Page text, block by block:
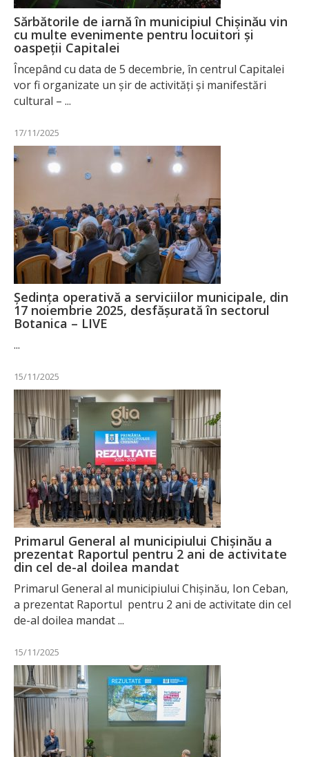
Sărbătorile de iarnă în municipiul Chișinău vin
cu multe evenimente pentru locuitori și
oaspeții Capitalei
Începând cu data de 5 decembrie, în centrul Capitalei
vor fi organizate un șir de activități și manifestări
cultural – ...
17/11/2025
Ședința operativă a serviciilor municipale, din
17 noiembrie 2025, desfășurată în sectorul
Botanica – LIVE
...
15/11/2025
Primarul General al municipiului Chișinău a
prezentat Raportul pentru 2 ani de activitate
din cel de-al doilea mandat
Primarul General al municipiului Chișinău, Ion Ceban,
a prezentat Raportul pentru 2 ani de activitate din cel
de-al doilea mandat ...
15/11/2025